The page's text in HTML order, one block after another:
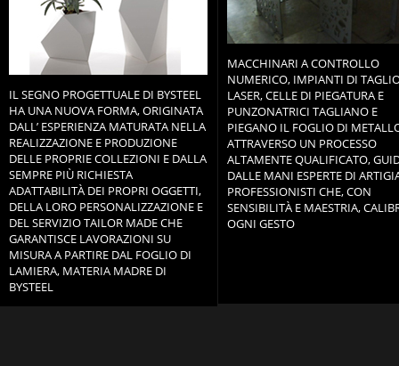
IL SEGNO PROGETTUALE DI BYSTEEL
HA UNA NUOVA FORMA, ORIGINATA
DALL’ ESPERIENZA MATURATA NELLA
REALIZZAZIONE E PRODUZIONE
DELLE PROPRIE COLLEZIONI E DALLA
SEMPRE PIÙ RICHIESTA
ADATTABILITÀ DEI PROPRI OGGETTI,
DELLA LORO PERSONALIZZAZIONE E
DEL SERVIZIO TAILOR MADE CHE
GARANTISCE LAVORAZIONI SU
MISURA A PARTIRE DAL FOGLIO DI
LAMIERA, MATERIA MADRE DI
BYSTEEL
MACCHINARI A CONTROLLO
NUMERICO, IMPIANTI DI
LASER, CELLE DI PIEGATURA E
PUNZONATRICI TAGLIANO E
PIEGANO IL FOGLIO DI
ATTRAVERSO UN PROCESSO
ALTAMENTE QUALIFICATO,
DALLE MANI ESPERTE DI
PROFESSIONISTI CHE, CON
SENSIBILITÀ E MAESTRIA,
OGNI GESTO